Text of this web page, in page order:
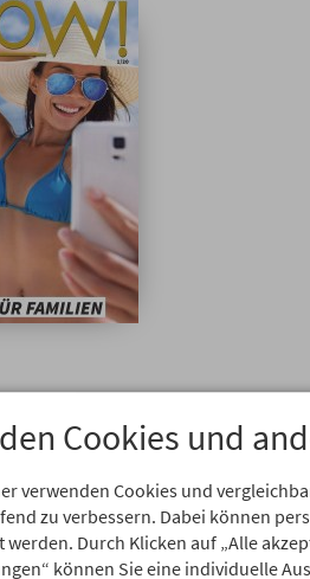
Cookies und
verwenden Cookies und
zu verbessern. Dabei können
Durch Klicken auf „Alle
können Sie eine individuelle